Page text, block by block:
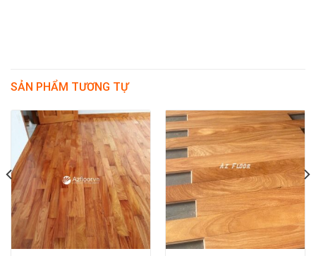
SẢN PHẨM TƯƠNG TỰ